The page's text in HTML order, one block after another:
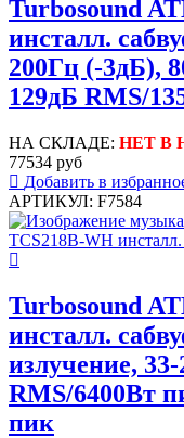
Turbosound
инсталл.
200Гц (-3дБ),
129дБ RMS/
НА СКЛАДЕ: НЕТ В
77534 руб
Добавить в
АРТИКУЛ: F7584
Turbosound
инсталл.
излучение,
RMS/6400Вт
пик